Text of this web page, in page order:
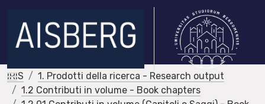
IRIS
1. Prodotti della ricerca - Research output
1.2 Contributi in volume - Book chapters